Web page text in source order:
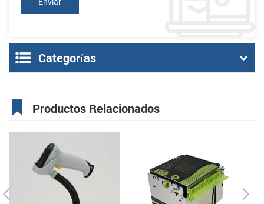
Categorías
Productos Relacionados